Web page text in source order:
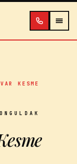
KESME